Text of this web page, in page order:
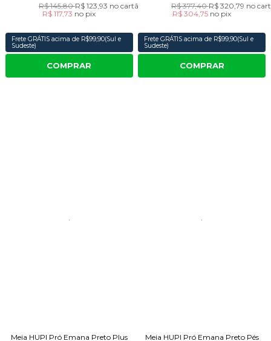
R$ 145,80R$ 123,93 no cartão
R$ 117,73 no pix
Frete GRÁTIS acima de R$99,90(Sul e
Sudeste)
COMPRAR
R$ 377,40R$ 320,79 no
R$ 304,75 no pix
Frete GRÁTIS acima de R$99,90(Sul e
Sudeste)
COMPRAR
Meia HUPI Pró Emana Preto Plus
Meia HUPI Pró Emana Preto Pés